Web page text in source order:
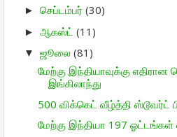
► செப்டம்பர் (30)
► ஆகஸ்ட் (11)
▼ ஜூலை (81)
மேற்கு இந்தியாவுக்கு
இங்கிலாந்து
500 விக்கெட் வீழ்த்தி ஸ்டூவர்ட்
மேற்கு இந்தியா 197 ஓட்டங்கள்